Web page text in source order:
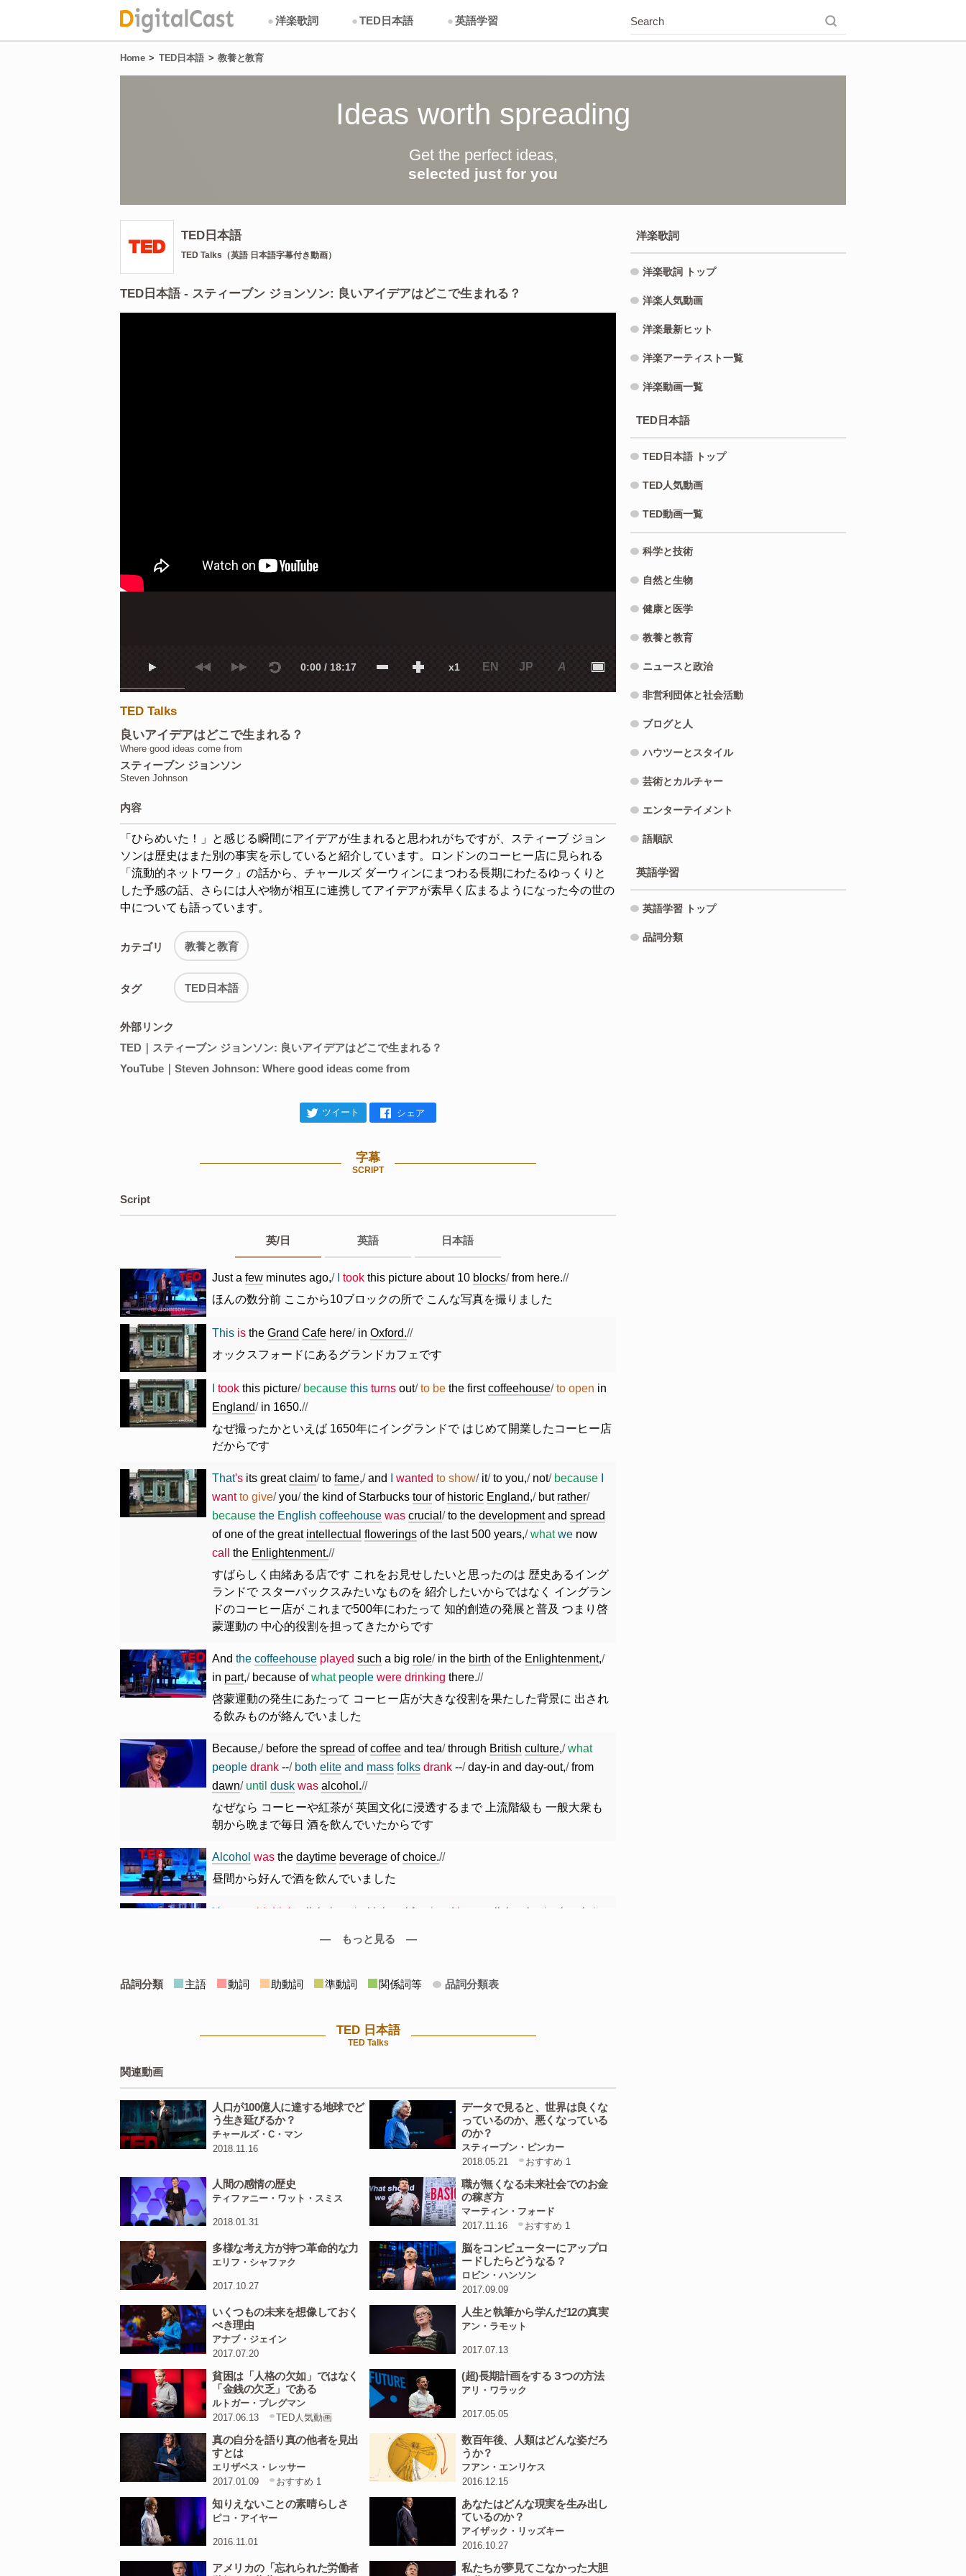
●洋楽歌詞 ●TED日本語 ●英語学習
Home TED日本語 教養と教育
Ideas worth spreading
Get the perfect ideas,
selected just for you
TED日本語
TED Talks（英語 日本語字幕付き動画）
TED日本語 - スティーブン ジョンソン: 良いアイデアはどこで生まれる？
0:00 / 18:17 x1 EN JP A
TED Talks
良いアイデアはどこで生まれる？
Where good ideas come from
スティーブン ジョンソン
Steven Johnson
内容
「ひらめいた！」と感じる瞬間にアイデアが生まれると思われがちですが、スティーブ ジョン
ソンは歴史はまた別の事実を示していると紹介しています。ロンドンのコーヒー店に見られる
「流動的ネットワーク」の話から、チャールズ ダーウィンにまつわる長期にわたるゆっくりと
した予感の話、さらには人や物が相互に連携してアイデアが素早く広まるようになった今の世の
中についても語っています。
カテゴリ 教養と教育
タグ TED日本語
外部リンク
TED｜スティーブン ジョンソン: 良いアイデアはどこで生まれる？
YouTube｜Steven Johnson: Where good ideas come from
ツイート シェア
字幕
SCRIPT
Script
英/日 英語 日本語
Just a few minutes ago,/ took this picture about 10 blocks/ from here.//
ほんの数分前 ここから10ブロックの所で こんな写真を撮りました
This is the Grand Cafe here/ in Oxford.//
オックスフォードにあるグランドカフェです
took this picture/ because this turns out/ to be the first coffeehouse/ to open in
England/ in 1650.//
なぜ撮ったかといえば 1650年にイングランドで はじめて開業したコーヒー店
だからです
That's its great claim/ to fame,/ and wanted to show/ it/ to you,/ not/ because
want to give/ you/ the kind of Starbucks tour of historic England,/ but rather/
because the English coffeehouse was crucial / to the development and spread
of one of the great intellectual flowerings of the last 500 years,/ what we now
call
the Enlightenment.//
すばらしく由緒ある店です これをお見せしたいと思ったのは 歴史あるイング
ランドで スターバックスみたいなものを 紹介したいからではなく イングラン
ドのコーヒー店が これまで500年にわたって 知的創造の発展と普及 つまり啓
蒙運動の 中心的役割を担ってきたからです
And the coffeehouse played such a big role/ in the birth of the Enlightenment,/
in part,/ because of what people were drinking there.//
啓蒙運動の発生にあたって コーヒー店が大きな役割を果たした背景に 出され
る飲みものが絡んでいました
Because,/ before the spread of coffee and tea/ through British culture,/ what
people drank --/ both elite and mass folks drank --/ day-in and day-out,/ from
dawn/ until dusk was alcohol.//
なぜなら コーヒーや紅茶が 英国文化に浸透するまで 上流階級も 一般大衆も
朝から晩まで毎日 酒を飲んでいたからです
Alcohol was the daytime beverage of choice.//
昼間から好んで酒を飲んでいました
You would drink little beer / with breakfast / and have little wine / lunch /
1650
ビールとワインで仕上げました
right
水が安全ではなかったので 衛生的な正しい選択でした
つまり コーヒー店ができるまでは 市民全員が一日中 酔っぱらっていたといえ
ます
right,/ in your own life --
know/ this is true you --/ if you were drinking all day,/ and then/ you
switched
from a depressant a stimulant/ in your life,/ you
ideas.//
一日中 酒を飲んでいたら そういう方もいらっしゃるでしょうが どうなるか想
像がつくでしょう ところが たるんだ生活をカフェインで覚醒すれば いいアイ
You would be sharper and more
頭が冴えて注意深くなります
England switched to tea and coffee.//
ですから イングランドで紅茶やコーヒーを飲み始めて 素晴らしい革新が起き
たのは当然なのです
But the coffeehouse important
the space.
//
コーヒー店が重要な理由は他にもあります それは空間構造です
get together from different backgrounds
different fields and share.//
さまざまな経歴の人たち さまざまな分野の専門家が この空間を共有します
― もっと見る ―
品詞分類 主語 動詞 助動詞 準動詞 関係詞等 品詞分類表
TED 日本語
TED Talks
関連動画
人口が100億人に達する地球でど
う生き延びるか？
チャールズ・C・マン
2018.11.16
データで見ると、世界は良くな
っているのか、悪くなっている
のか？
スティーブン・ピンカー
おすすめ 1
2018.05.21
人間の感情の歴史
ティファニー・ワット・スミス
2018.01.31
職が無くなる未来社会でのお金
の稼ぎ方
マーティン・フォード
おすすめ 1
2017.11.16
多様な考え方が持つ革命的な力
エリフ・シャファク
2017.10.27
脳をコンピューターにアップロ
ードしたらどうなる？
ロビン・ハンソン
2017.09.09
いくつもの未来を想像しておく
べき理由
アナブ・ジェイン
2017.07.20
人生と執筆から学んだ12の真実
アン・ラモット
2017.07.13
貧困は「人格の欠如」ではなく
「金銭の欠乏」である
ルトガー・ブレグマン
TED人気動画
2017.06.13
(超)長期計画をする３つの方法
アリ・ワラック
2017.05.05
真の自分を語り真の他者を見出
すとは
エリザベス・レッサー
おすすめ 1
2017.01.09
数百年後、人類はどんな姿だろ
うか？
フアン・エンリケス
2016.12.15
知りえないことの素晴らしさ
ピコ・アイヤー
2016.11.01
あなたはどんな現実を生み出し
ているのか？
アイザック・リッズキー
2016.10.27
アメリカの「忘れられた労働者
私たちが夢見てこなかった大胆
洋楽歌詞
洋楽歌詞 トップ
洋楽人気動画
洋楽最新ヒット
洋楽アーティスト一覧
洋楽動画一覧
TED日本語
TED日本語 トップ
TED人気動画
TED動画一覧
科学と技術
自然と生物
健康と医学
教養と教育
ニュースと政治
非営利団体と社会活動
ブログと人
ハウツーとスタイル
芸術とカルチャー
エンターテイメント
語順訳
英語学習
英語学習 トップ
品詞分類